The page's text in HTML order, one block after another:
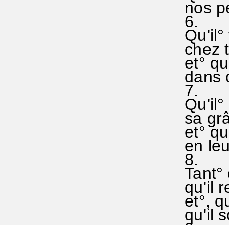
nos
6.
chez
et°
dans
7.
sa
et°
en
8.
qu'il
et°,
qu'il